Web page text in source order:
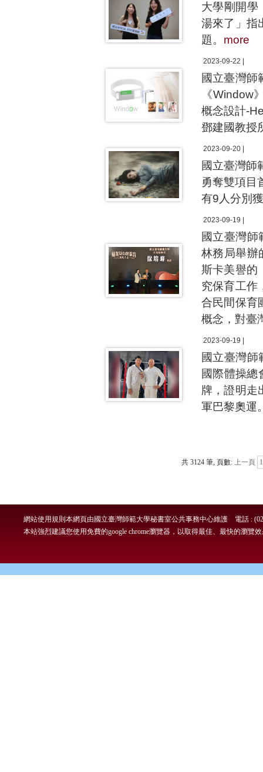
大學剛開學
湯來了」指
題。 more
2023-09-22 |
國立臺灣師
《Window
概念設計-
鄧建國教授
2023-09-20 |
國立臺灣師
勇奪雙項目
有9人分別
2023-09-19 |
國立臺灣
林務局舉辦
斯卡美譽的
究保育工作
合民間保育
概念，對臺
2023-09-19 |
國立臺灣
國際體操
牌，證明走
軍巴黎奧運
共 3124 筆, 頁數: 上一頁 1
本網頁由國立臺灣師範大學秘書室公共事務中心維護 電話 :
網站使用規則
本站強烈建議您使用免費的google chrome瀏覽器，以取得最佳、最快的瀏覽